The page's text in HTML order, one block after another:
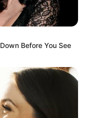
Before You See